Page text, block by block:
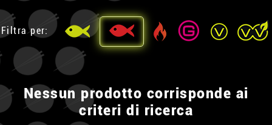
Filtra per:
Nessun prodotto corrisponde ai
criteri di ricerca